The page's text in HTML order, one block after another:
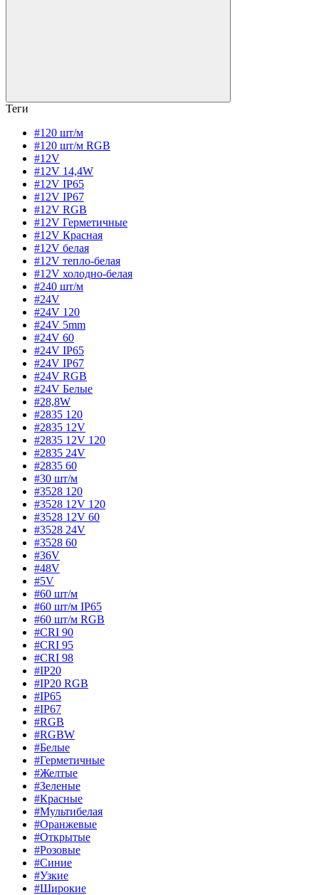
Теги
#120 шт/м
#120 шт/м RGB
#12V
#12V 14,4W
#12V IP65
#12V IP67
#12V RGB
#12V Герметичные
#12V Красная
#12V белая
#12V тепло-белая
#12V холодно-белая
#240 шт/м
#24V
#24V 120
#24V 5mm
#24V 60
#24V IP65
#24V IP67
#24V RGB
#24V Белые
#28,8W
#2835 120
#2835 12V
#2835 12V 120
#2835 24V
#2835 60
#30 шт/м
#3528 120
#3528 12V 120
#3528 12V 60
#3528 24V
#3528 60
#36V
#48V
#5V
#60 шт/м
#60 шт/м IP65
#60 шт/м RGB
#CRI 90
#CRI 95
#CRI 98
#IP20
#IP20 RGB
#IP65
#IP67
#RGB
#RGBW
#Белые
#Герметичные
#Желтые
#Зеленые
#Красные
#Мультибелая
#Оранжевые
#Открытые
#Розовые
#Синие
#Узкие
#Широкие